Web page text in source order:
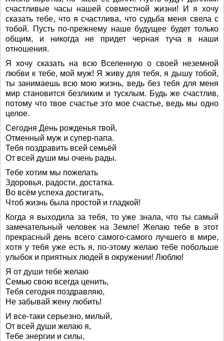
счастливые часы нашей совместной жизни! И я хочу
сказать тебе, что я счастлива, что судьба меня свела с
тобой. Пусть по-прежнему наше будущее будет только
общим, и никогда не придет черная туча в наши
отношения.
Я хочу сказать на всю Вселенную о своей неземной
любви к тебе, мой муж! Я живу для тебя, я дышу тобой,
ты занимаешь всю мою жизнь, ведь без тебя для меня
мир становится безликим и тусклым. Будь же счастлив,
потому что твое счастье это мое счастье, ведь мы одно
целое.
Сегодня День рожденья твой,
Отменный муж и супер-папа.
Тебя поздравить всей семьёй
От всей души мы очень рады.
Тебе хотим мы пожелать
Здоровья, радости, достатка.
Во всём успеха достигать,
Чтоб жизнь была простой и гладкой!
Когда я выходила за тебя, то уже знала, что ты самый
замечательный человек на Земле! Желаю тебе в этот
прекрасный день всего самого-самого лучшего в мире,
хотя у тебя уже есть я, по-этому желаю тебе побольше
улыбок и приятных людей в окружении! Люблю!
Я от души тебе желаю
Семью свою всегда ценить,
Тебя сегодня поздравляю,
Не забывай жену любить!
И все-таки серьезно, милый,
От всей души желаю я,
Тебе энергии и силы,